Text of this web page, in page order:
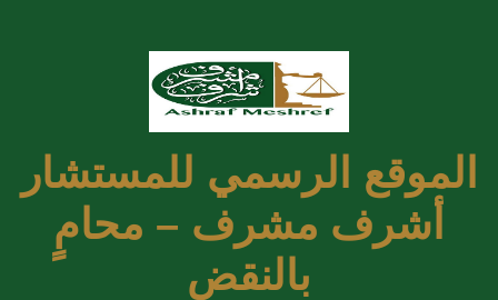
الموقع الرسمي للمستشار
أشرف مشرف – محامٍ
بالنقض